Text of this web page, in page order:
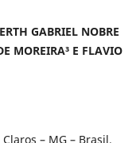
GABRIEL NOBRE
MOREIRA³ E FLAVIO
– MG – Brasil.